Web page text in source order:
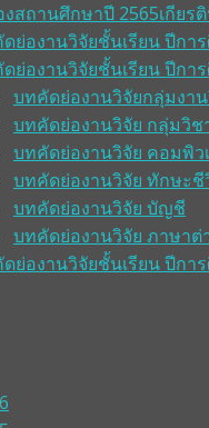
งสถานศึกษาปี 2565เกียร
ย่องานวิจัยชั้นเรียน ปีกา
ย่องานวิจัยชั้นเรียน ปีกา
บทคัดย่องานวิจัยกลุ่มงา
บทคัดย่องานวิจัย กลุ่มวิช
บทคัดย่องานวิจัย คอมพิว
บทคัดย่องานวิจัย ทักษะชี
บทคัดย่องานวิจัย บัญชี
บทคัดย่องานวิจัย ภาษาต่
ย่องานวิจัยชั้นเรียน ปีกา